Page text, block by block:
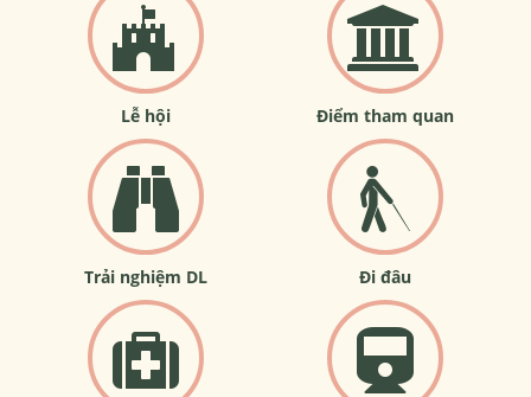
Lễ hội Điểm tham quan
Trải nghiệm DL Đi đâu